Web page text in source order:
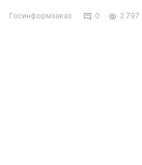
Госинформзаказ 0 2 797